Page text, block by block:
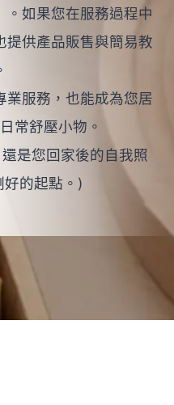
。如果您在服務過程中
提供產品販售與簡易教
業服務，也能成為您居
常舒壓小物。
是您回家後的自我照
好的起點。)